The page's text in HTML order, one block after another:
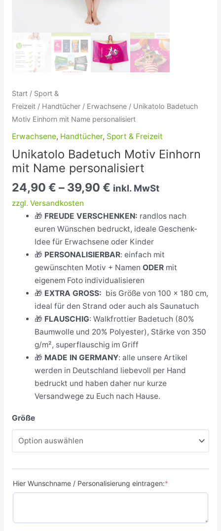
Start/ Sport &
Freizeit/ Handtücher/ Erwachsene/ Unikatolo Badetuch
Motiv Einhorn mit Name personalisiert
Erwachsene, Handtücher, Sport & Freizeit
Unikatolo Badetuch Motiv Einhorn
mit Name personalisiert
24,90 € – 39,90 € inkl. MwSt
zzgl. Versandkosten
🎁 FREUDE VERSCHENKEN: randlos nach
euren Wünschen bedruckt, ideale Geschenk-
Idee für Erwachsene oder Kinder
🎁 PERSONALISIERBAR: einfach mit
gewünschten Motiv + NamenODER mit
eigenem Foto individualisieren
🎁 EXTRA GROSS: bis Größe von 100 x 180 cm,
ideal für den Strand oder auch als Saunatuch
🎁 FLAUSCHIG: Walkfrottier Badetuch (80%
Baumwolle und 20% Polyester), Stärke von 350
g/m², superflauschig im Griff
🎁 MADE IN GERMANY: alle unsere Artikel
werden in Deutschland liebevoll per Hand
bedruckt und haben daher nur kurze
Versandwege zu Euch nach Hause.
Größe
Hier Wunschname / Personalisierung eintragen:*